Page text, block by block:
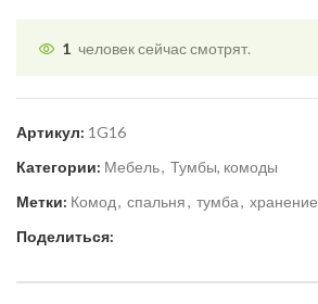
1 человек сейчас смотрят.
Артикул: 1G16
Категории: Мебель, Тумбы, комоды
Метки: Комод, спальня, тумба, хранение
Поделиться: